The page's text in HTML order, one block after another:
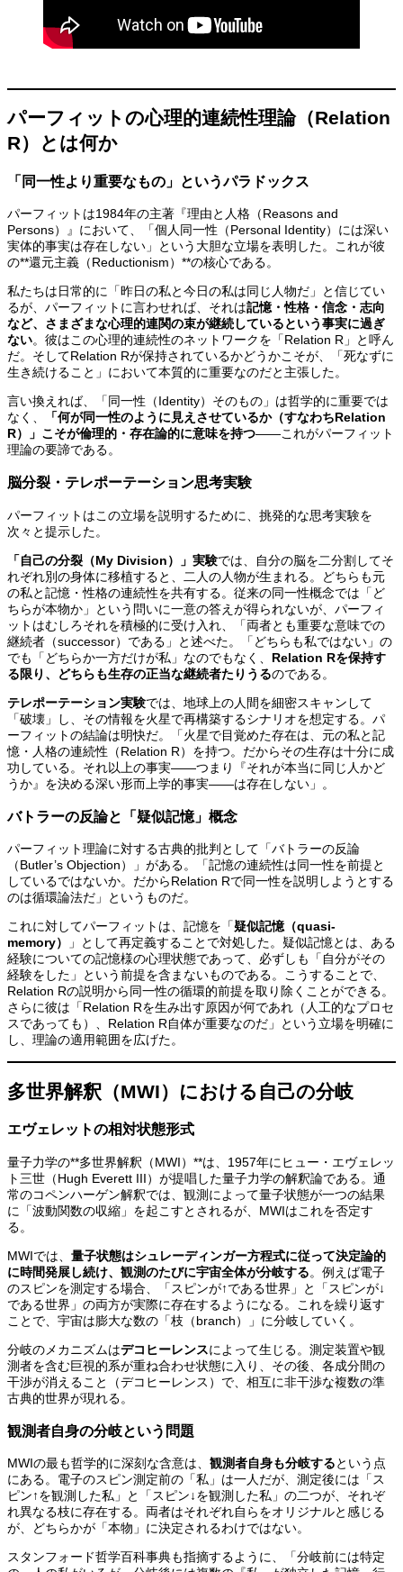
パーフィットの心理的連続性理論（Relation
R）とは何か
「同一性より重要なもの」というパラドックス
パーフィットは1984年の主著『理由と人格（Reasons and
Persons）』において、「個人同一性（Personal Identity）には深い
実体的事実は存在しない」という大胆な立場を表明した。これが彼
の**還元主義（Reductionism）**の核心である。
私たちは日常的に「昨日の私と今日の私は同じ人物だ」と信じてい
るが、パーフィットに言わせれば、それは記憶・性格・信念・志向
など、さまざまな心理的連関の束が継続しているという事実に過ぎ
ない。彼はこの心理的連続性のネットワークを「Relation R」と呼ん
だ。そしてRelation Rが保持されているかどうかこそが、「死なずに
生き続けること」において本質的に重要なのだと主張した。
言い換えれば、「同一性（Identity）そのもの」は哲学的に重要では
なく、
「何が同一性のように見えさせているか（すなわちRelation
R）」こそが倫理的・存在論的に意味を持つ——これがパーフィット
理論の要諦である。
脳分裂・テレポーテーション思考実験
パーフィットはこの立場を説明するために、挑発的な思考実験を
次々と提示した。
「自己の分裂（My Division）」実験では、自分の脳を二分割してそ
れぞれ別の身体に移植すると、二人の人物が生まれる。どちらも元
の私と記憶・性格の連続性を共有する。従来の同一性概念では「ど
ちらが本物か」という問いに一意の答えが得られないが、パーフィ
ットはむしろそれを積極的に受け入れ、「両者とも重要な意味での
継続者（successor）である」と述べた。「どちらも私ではない」の
でも「どちらか一方だけが私」なのでもなく、 Relation Rを保持す
る限り、どちらも生存の正当な継続者たりうるのである。
テレポーテーション実験では、地球上の人間を細密スキャンして
「破壊」し、その情報を火星で再構築するシナリオを想定する。パ
ーフィットの結論は明快だ。「火星で目覚めた存在は、元の私と記
憶・人格の連続性（Relation R）を持つ。だからその生存は十分に成
功している。それ以上の事実——つまり『それが本当に同じ人かど
うか』を決める深い形而上学的事実——は存在しない」。
バトラーの反論と「疑似記憶」概念
パーフィット理論に対する古典的批判として「バトラーの反論
（Butler’s Objection）」がある。「記憶の連続性は同一性を前提と
しているではないか。だからRelation Rで同一性を説明しようとする
のは循環論法だ」というものだ。
これに対してパーフィットは、記憶を「疑似記憶（quasi-
memory）
」として再定義することで対処した。疑似記憶とは、ある
経験についての記憶様の心理状態であって、必ずしも「自分がその
経験をした」という前提を含まないものである。こうすることで、
Relation Rの説明から同一性の循環的前提を取り除くことができる。
さらに彼は「Relation Rを生み出す原因が何であれ（人工的なプロセ
スであっても）、Relation R自体が重要なのだ」という立場を明確に
し、理論の適用範囲を広げた。
多世界解釈（MWI）における自己の分岐
エヴェレットの相対状態形式
量子力学の**多世界解釈（MWI）**は、1957年にヒュー・エヴェレッ
ト三世（Hugh Everett III）が提唱した量子力学の解釈論である。通
常のコペンハーゲン解釈では、観測によって量子状態が一つの結果
に「波動関数の収縮」を起こすとされるが、MWIはこれを否定す
る。
MWIでは、 量子状態はシュレーディンガー方程式に従って決定論的
に時間発展し続け、観測のたびに宇宙全体が分岐する。例えば電子
のスピンを測定する場合、「スピンが↑である世界」と「スピンが↓
である世界」の両方が実際に存在するようになる。これを繰り返す
ことで、宇宙は膨大な数の「枝（branch）」に分岐していく。
分岐のメカニズムはデコヒーレンスによって生じる。測定装置や観
測者を含む巨視的系が重ね合わせ状態に入り、その後、各成分間の
干渉が消えること（デコヒーレンス）で、相互に非干渉な複数の準
古典的世界が現れる。
観測者自身の分岐という問題
MWIの最も哲学的に深刻な含意は、 観測者自身も分岐するという点
にある。電子のスピン測定前の「私」は一人だが、測定後には「ス
ピン↑を観測した私」と「スピン↓を観測した私」の二つが、それぞ
れ異なる枝に存在する。両者はそれぞれ自らをオリジナルと感じる
が、どちらかが「本物」に決定されるわけではない。
スタンフォード哲学百科事典も指摘するように、「分岐前には特定